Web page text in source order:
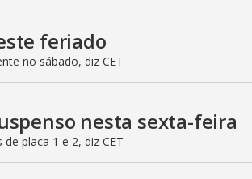
feriado
no sábado, diz CET
nesta sexta-feira
placa 1 e 2, diz CET